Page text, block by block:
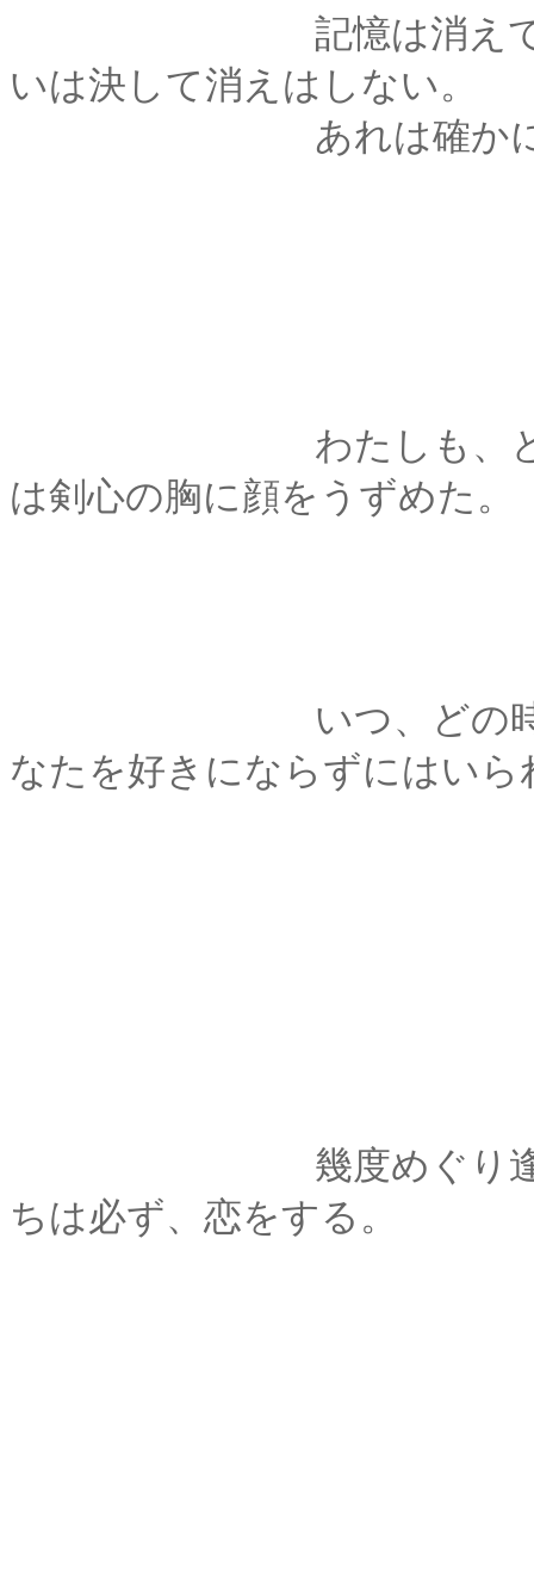
記憶は消えてしまっ
いは決して消えはしない。
あれは確かに―――
わたしも、と言おう
は剣心の胸に顔をうずめた。
いつ、どの時代に、
なたを好きにならずにはいら
幾度めぐり逢って
ちは必ず、恋をする。